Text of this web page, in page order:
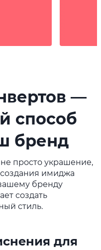
—
способ
бренд
просто украшение,
имиджа
бренду
создать
стиль.
для